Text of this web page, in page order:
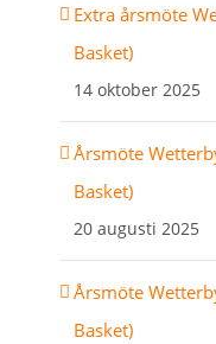
Extra årsmöte
Basket)
14 oktober 2025
Årsmöte
Basket)
20 augusti 2025
Årsmöte
Basket)